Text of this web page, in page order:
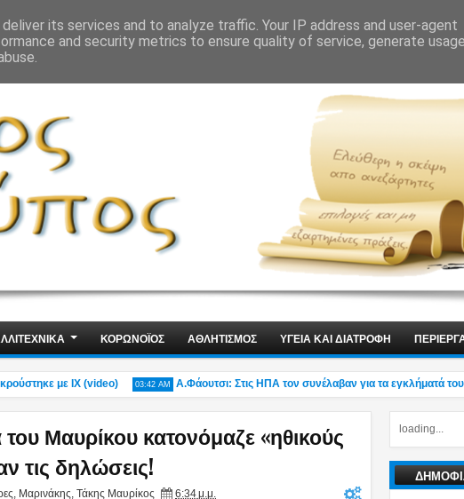
ΚΟΡΩΝΟΪΟΣ ΑΘΛΗΤΙΣΜΟΣ ΥΓΕΙΑ ΚΑΙ ΔΙΑΤΡΟΦΗ
με ΙΧ (video) 03:42 AM Α.Φάουτσι: Στις ΗΠΑ τον συνέλαβαν για τα εγκλήματά του
του Μαυρίκου κατονόμαζε «ηθικούς
τις δηλώσεις!
Μαρινάκης Τάκης Μαυρίκος 6:34 μ.μ.
loading...
its services and to analyze traffic. Your IP address and user-agent
and security metrics to ensure quality of service, generate usage